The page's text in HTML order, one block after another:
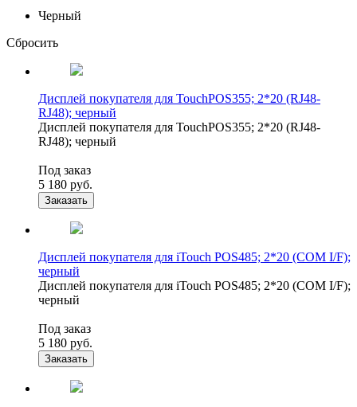
Черный
Сбросить
Дисплей покупателя для TouchPOS355; 2*20 (RJ48-
RJ48); черный
Дисплей покупателя для TouchPOS355; 2*20 (RJ48-
RJ48); черный
Под заказ
5 180 руб.
Заказать
Дисплей покупателя для iTouch POS485; 2*20 (COM I/F);
черный
Дисплей покупателя для iTouch POS485; 2*20 (COM I/F);
черный
Под заказ
5 180 руб.
Заказать